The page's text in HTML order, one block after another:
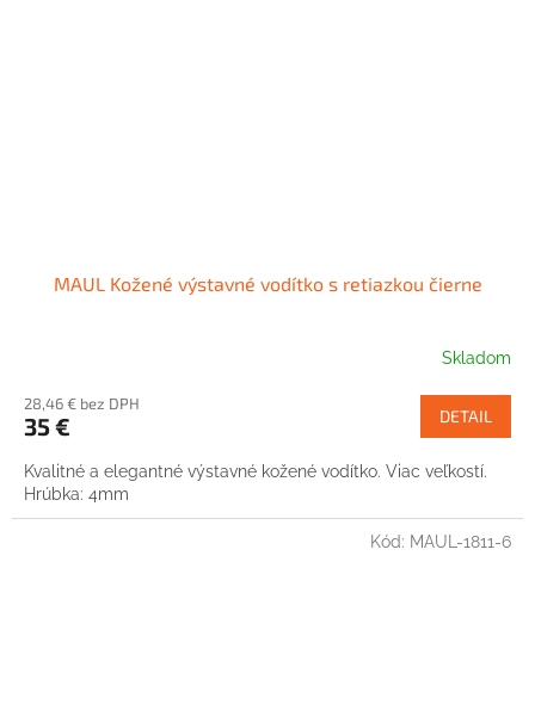
MAUL Kožené výstavné vodítko s retiazkou čierne
Skladom
28,46 € bez DPH
35 € DETAIL
Kvalitné a elegantné výstavné kožené vodítko. Viac veľkostí.
Hrúbka: 4mm
Kód: MAUL-1811-6